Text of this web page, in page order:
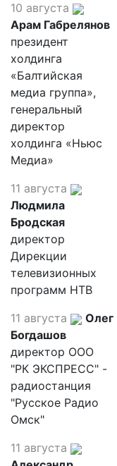
10 августа
Арам Габрелянов
президент
холдинга
«Балтийская
медиа группа»,
генеральный
директор
холдинга «Ньюс
Медиа»
11 августа
Людмила
Бродская
директор
Дирекции
телевизионных
программ НТВ
11 августа
Олег
Богдашов
директор ООО
"РК ЭКСПРЕСС" -
радиостанция
"Русское Радио
Омск"
11 августа